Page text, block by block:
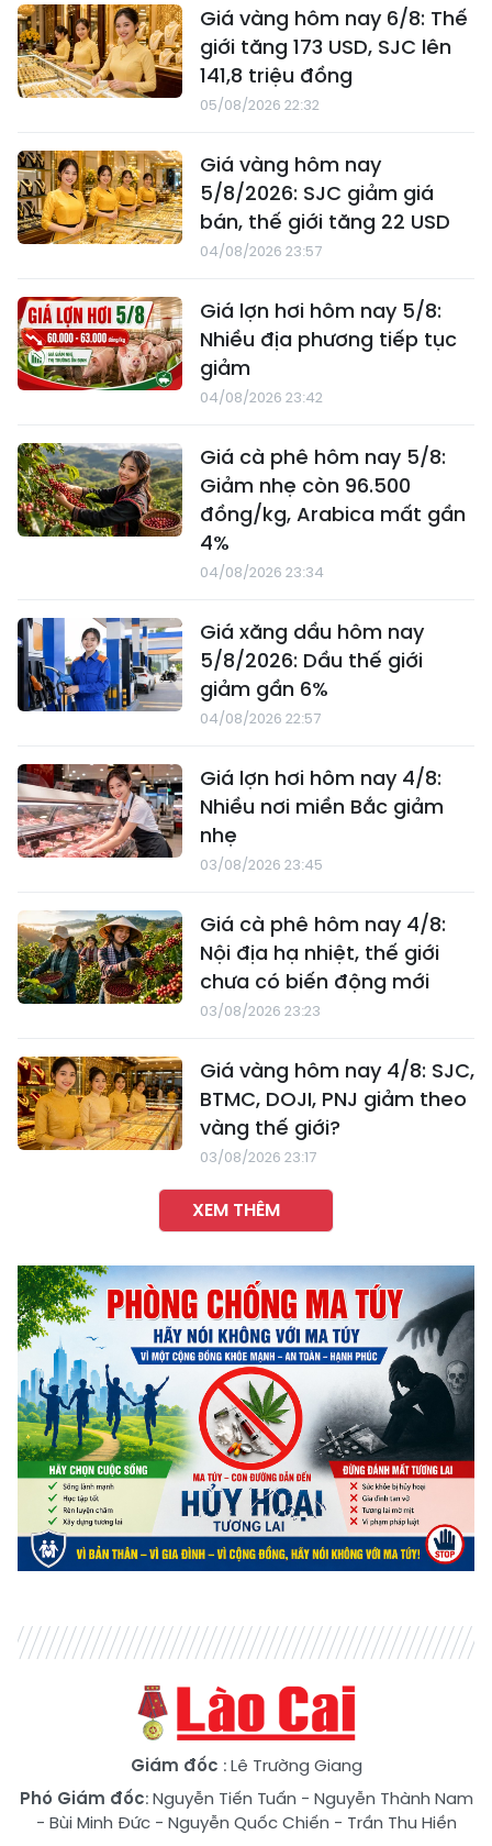
Giá vàng hôm nay 6/8: Thế
giới tăng 173 USD, SJC lên
141,8 triệu đồng
05/08/2026 22:32
Giá vàng hôm nay
5/8/2026: SJC giảm giá
bán, thế giới tăng 22 USD
04/08/2026 23:57
Giá lợn hơi hôm nay 5/8:
Nhiều địa phương tiếp tục
giảm
04/08/2026 23:42
Giá cà phê hôm nay 5/8:
Giảm nhẹ còn 96.500
đồng/kg, Arabica mất gần
4%
04/08/2026 23:34
Giá xăng dầu hôm nay
5/8/2026: Dầu thế giới
giảm gần 6%
04/08/2026 22:57
Giá lợn hơi hôm nay 4/8:
Nhiều nơi miền Bắc giảm
nhẹ
03/08/2026 23:45
Giá cà phê hôm nay 4/8:
Nội địa hạ nhiệt, thế giới
chưa có biến động mới
03/08/2026 23:23
Giá vàng hôm nay 4/8: SJC,
BTMC, DOJI, PNJ giảm theo
vàng thế giới?
03/08/2026 23:17
XEM THÊM
Giám đốc : Lê Trường Giang
Phó Giám đốc:Nguyễn Tiến Tuấn - Nguyễn Thành Nam
- Bùi Minh Đức- Nguyễn Quốc Chiến - Trần Thu Hiền